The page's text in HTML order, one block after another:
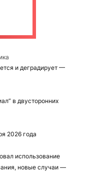
и деградирует —
в двусторонних
2026 года
использование
новые случаи —